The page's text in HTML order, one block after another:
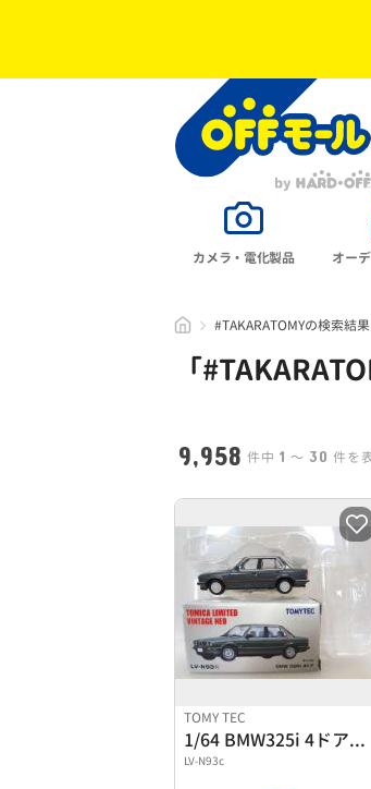
カメラ・電化製品 オー
#TAKARATOMYの検索結果
「#
9,958 件中 1 〜 30 件を
TOMY TEC
1/64 BMW325i 4ドアセダン(グレー)
LV-N93c